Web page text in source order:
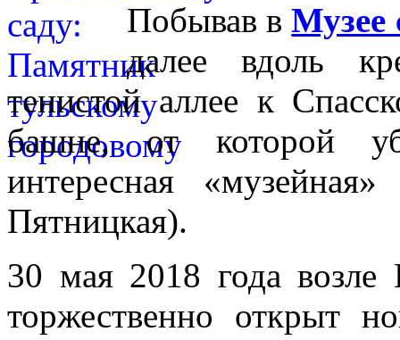
Побывав вМузее
далее вдоль
тенистой аллее к
башне, от которой
интересная
Пятницкая).
30 мая 2018 года
торжественно открыт